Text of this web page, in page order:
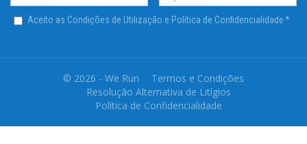
Aceito as Condições de Utilização e Política de Confidencialidade*
© 2026 - We Run
Termos e Condições
Resolução Alternativa de Litígios
Política de Confidencialidade